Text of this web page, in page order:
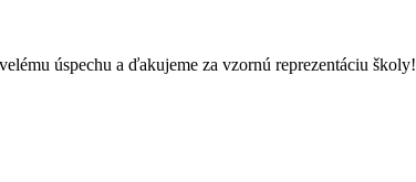
úspechu a ďakujeme za vzornú reprezentáciu školy!